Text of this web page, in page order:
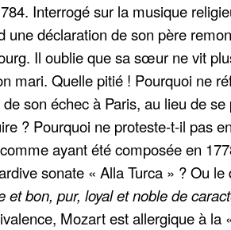
Interrogé sur la musique
une déclaration de son père
Il oublie que sa sœur ne vit
mari. Quelle pitié ! Pourquoi ne
son échec à Paris, au lieu de se
? Pourquoi ne proteste-t-il pas
ayant été composée en
sonate « Alla Turca » ? Ou
et bon, pur, loyal et noble de
Mozart est allergique à la